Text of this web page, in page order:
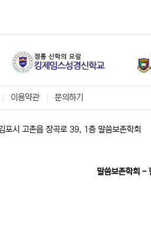
이용약관 문의하기
포시 고촌읍 장곡로 39, 1층 말씀보존학회
말씀보존학회 -